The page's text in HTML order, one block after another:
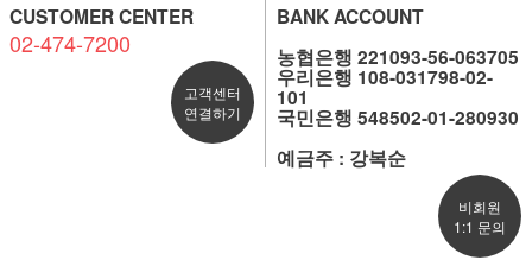
CUSTOMER CENTER
02-474-7200
고객센터
연결하기
BANK ACCOUNT
농협은행 221093-56-063705
우리은행 108-031798-02-
101
국민은행 548502-01-280930
예금주 : 강복순
비회원
1:1 문의